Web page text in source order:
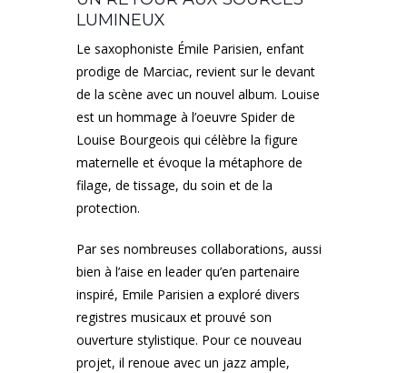
LUMINEUX
Le saxophoniste Émile Parisien, enfant
prodige de Marciac, revient sur le devant
de la scène avec un nouvel album. Louise
est un hommage à l’oeuvre Spider de
Louise Bourgeois qui célèbre la figure
maternelle et évoque la métaphore de
filage, de tissage, du soin et de la
protection.
Par ses nombreuses collaborations, aussi
bien à l’aise en leader qu’en partenaire
inspiré, Emile Parisien a exploré divers
registres musicaux et prouvé son
ouverture stylistique. Pour ce nouveau
projet, il renoue avec un jazz ample,